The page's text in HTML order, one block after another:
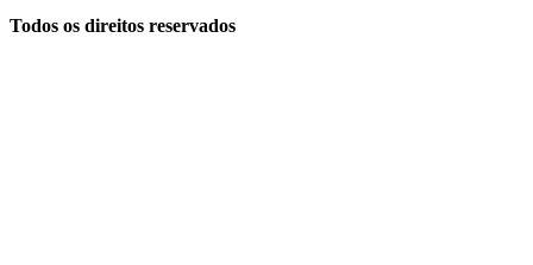
Todos os direitos reservados